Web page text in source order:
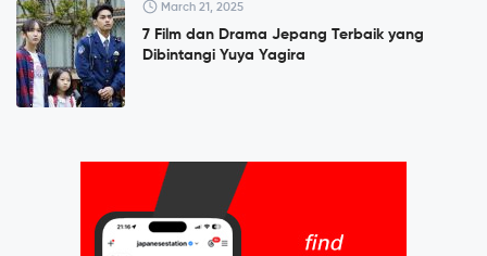
March 21, 2025
7 Film dan Drama Jepang Terbaik yang
Dibintangi Yuya Yagira